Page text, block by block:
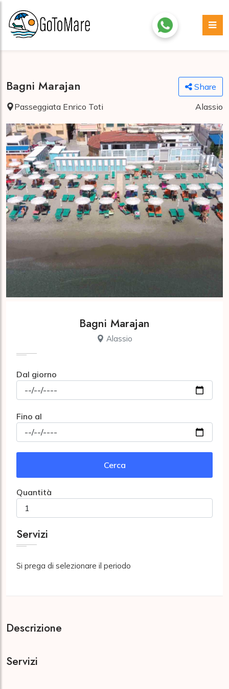
Bagni Marajan
Share
Passeggiata Enrico Toti
Alassio
Bagni Marajan
Alassio
Dal giorno
Fino al
Cerca
Quantità
Servizi
Si prega di selezionare il periodo
Descrizione
Servizi